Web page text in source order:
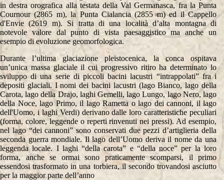
in destra orografica alla testata della Val Germanasca, fra la Punta
Cournour (2865 m), la Punta Cialancia (2855 m) ed il Cappello
d'Envie (2619 m). Si tratta di una località d’alta montagna di
notevole valore dal punto di vista paesaggistico ma anche un
esempio di evoluzione geomorfologica.
Durante l’ultima glaciazione pleistocenica, la conca ospitava
un’unica massa glaciale il cui progressivo ritiro ha determinato lo
sviluppo di una serie di piccoli bacini lacustri “intrappolati” fra i
depositi glaciali. I nomi dei bacini lacustri (lago Bianco, lago della
Carota, lago della Drajo, laghi Gemelli, lago Lungo, lago Nero, lago
della Noce, lago Primo, il lago Rametta o lago dei cannoni, il lago
dell'Uomo, i laghi Verdi) derivano dalle loro caratteristiche peculiari
(forma, colore, leggende o reperti rinvenuti nei pressi). Ad esempio,
nel lago “dei cannoni” sono conservati due pezzi d’artiglieria della
seconda guerra mondiale. Il lago dell’Uomo deriva il nome da una
leggenda locale. I laghi “della carota” e “della noce” per la loro
forma, anche se ormai sono praticamente scomparsi, il primo
essendosi trasformato in una torbiera, il secondo trovandosi asciutto
per la maggior parte dell’anno